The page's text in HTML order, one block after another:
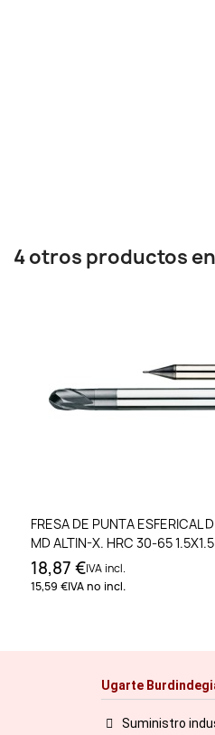
4 otros productos
Añadir al
FRESA DE PUNTA ESFERICAL
MD ALTIN-X. HRC 30-65
18,87 €IVA incl.
15,59 €IVA no incl.
Ugarte
Suministro